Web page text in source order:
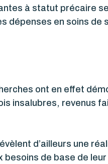
à statut précaire
dépenses en soins de
ont en effet
insalubres, revenus
d’ailleurs une
de base de